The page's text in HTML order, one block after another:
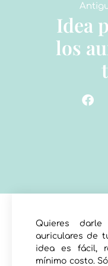
Idea
los
Quieres
auriculares de
idea es fácil,
mínimo costo.